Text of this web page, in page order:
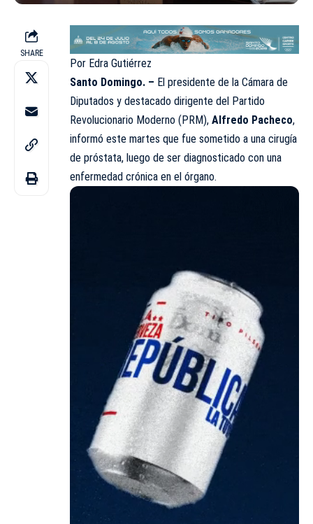
SHARE
Por Edra Gutiérrez
Santo Domingo. – El presidente de la Cámara de
Diputados y destacado dirigente del Partido
Revolucionario Moderno (PRM), Alfredo Pacheco,
informó este martes que fue sometido a una cirugía
de próstata, luego de ser diagnosticado con una
enfermedad crónica en el órgano.